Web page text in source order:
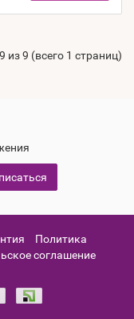
из 9 (всего 1 страниц)
Политика
соглашение